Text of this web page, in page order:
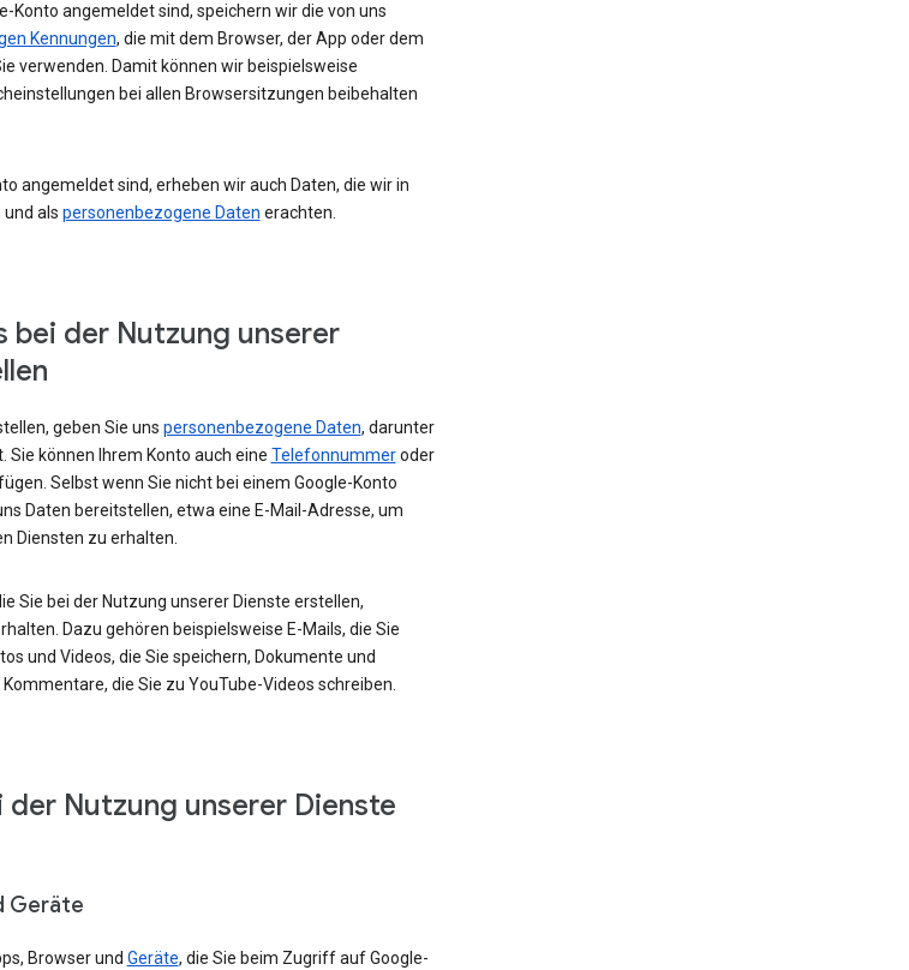
Konto angemeldet sind, speichern wir die von uns
Kennungen, die mit dem Browser, der App oder dem
verwenden. Damit können wir beispielsweise
bei allen Browsersitzungen beibehalten
angemeldet sind, erheben wir auch Daten, die wir in
und als personenbezogene Daten erachten.
bei der Nutzung unserer
geben Sie uns personenbezogene Daten, darunter
Sie können Ihrem Konto auch eine Telefonnummeroder
Selbst wenn Sie nicht bei einem Google-Konto
Daten bereitstellen, etwa eine E-Mail-Adresse, um
Diensten zu erhalten.
Sie bei der Nutzung unserer Dienste erstellen,
Dazu gehören beispielsweise E-Mails, die Sie
und Videos, die Sie speichern, Dokumente und
die Sie zu YouTube-Videos schreiben.
der Nutzung unserer Dienste
Geräte
Browser und Geräte, die Sie beim Zugriff auf Google-